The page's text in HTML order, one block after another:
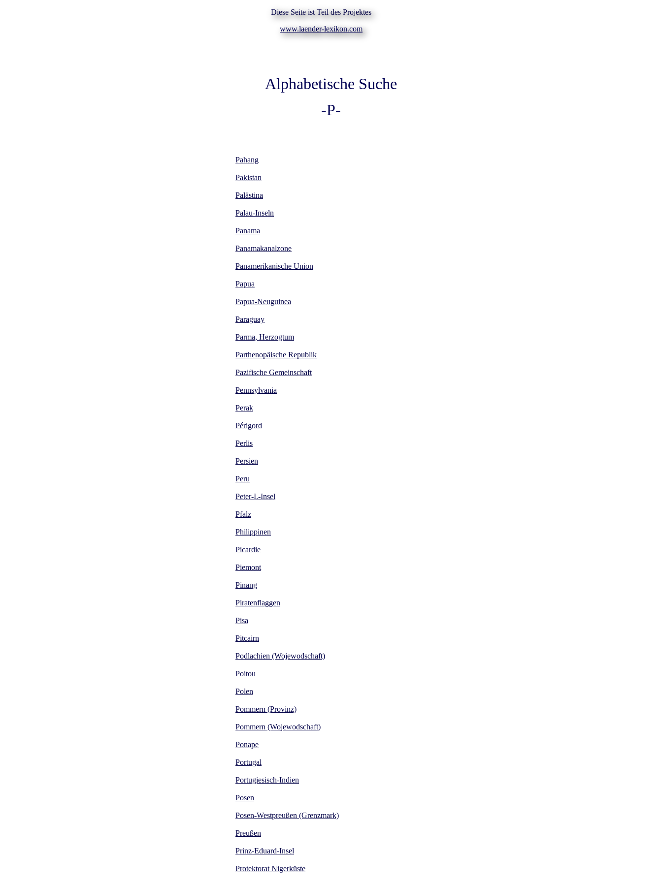
Diese Seite ist Teil des Projektes
www.laender-lexikon.com
Alphabetische Suche
-P-
Pahang
Pakistan
Palästina
Palau-Inseln
Panama
Panamakanalzone
Panamerikanische Union
Papua
Papua-Neuguinea
Paraguay
Parma, Herzogtum
Parthenopäische Republik
Pazifische Gemeinschaft
Pennsylvania
Perak
Périgord
Perlis
Persien
Peru
Peter-I.-Insel
Pfalz
Philippinen
Picardie
Piemont
Pinang
Piratenflaggen
Pisa
Pitcairn
Podlachien (Wojewodschaft)
Poitou
Polen
Pommern (Provinz)
Pommern (Wojewodschaft)
Ponape
Portugal
Portugiesisch-Indien
Posen
Posen-Westpreußen (Grenzmark)
Preußen
Prinz-Eduard-Insel
Protektorat Nigerküste